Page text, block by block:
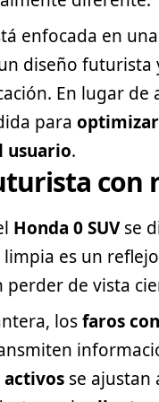
enfocada en
diseño
En lugar
para
usuario.
con
Honda 0 SUVse
es un
de vista
losfaros
se